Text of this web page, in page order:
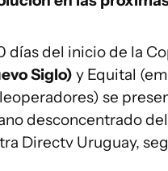
días del inicio de la
Siglo) y Equital
se
desconcentrado
Directv Uruguay,